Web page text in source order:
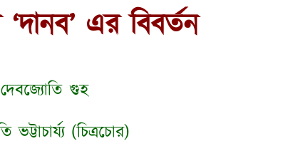
‘দানব’ এর বিবর্তন
গুহ
ভট্টাচার্য্য (চিত্রচোর)